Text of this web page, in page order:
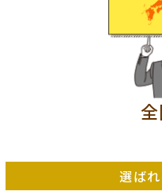
選ば